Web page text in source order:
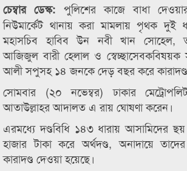
চেম্বার ডেস্ক: পুলিশের কাজে বাধা
নিউমার্কেট থানায় করা মামলায় পৃথক দুই
মহাসচিব হাবিব উন নবী খান সোহেল,
আজিজুল বারী হেলাল ও
আলী সপুসহ ১৪ জনকে দেড় বছর করে
সোমবার (২০ নভেম্বর) ঢাকার
আতাউল্লাহর আদালত এ রায় ঘোষণা করেন।
এরমধ্যে দণ্ডবিধি ১৪৩ ধারায় আসামিদের
হাজার টাকা করে অর্থদণ্ড, অনাদায়ে
কারাদণ্ড দেওয়া হয়েছে।